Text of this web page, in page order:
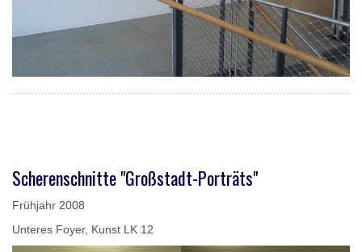
Scherenschnitte "Großstadt-Porträts"
Frühjahr 2008
Unteres Foyer, Kunst LK 12